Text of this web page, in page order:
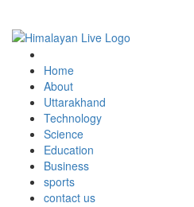
Home
About
Uttarakhand
Technology
Science
Education
Business
sports
contact us